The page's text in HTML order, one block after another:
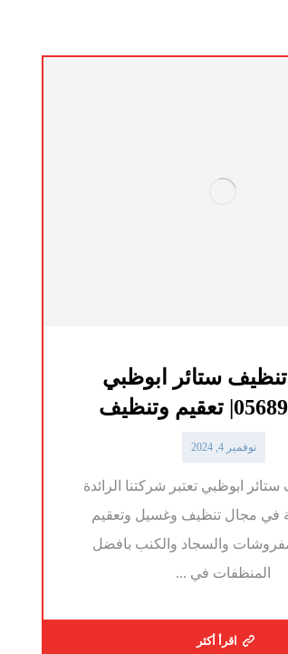
ستائر ابوظبي
نوفمبر 4, 2024
ابوظبي تعتبر شركتنا الرائدة
في مجال تنظيف وغسيل وتعقيم
والسجاد والكنب بافضل
المنظفات في ...
اقرأ أكثر